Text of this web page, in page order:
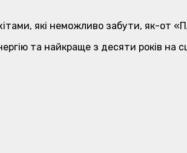
які неможливо забути, як-от
та найкраще з десяти років на